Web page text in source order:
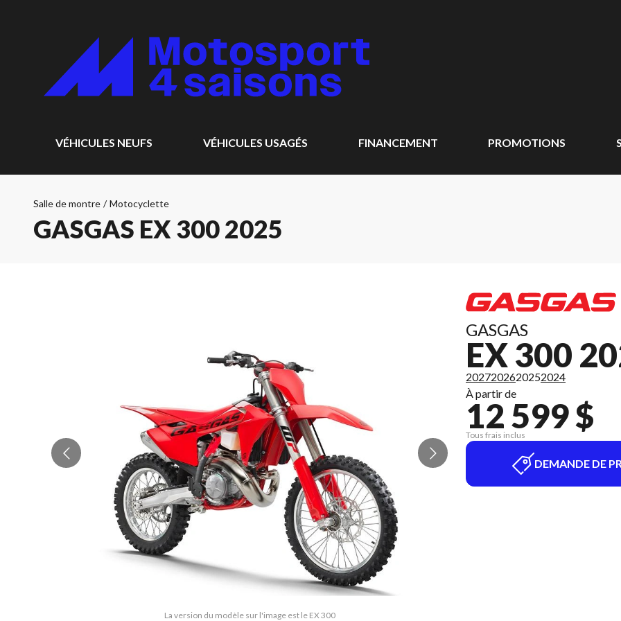
VÉHICULES NEUFS VÉHICULES USAGÉS FINANCEMENT PROMOTIONS
Salle de montre / Motocyclette
GASGAS EX 300 2025
La version du modèle sur l'image est le EX 300
GASGAS
EX 300
2027202620252024
À partir de
12 599 $
Tous frais inclus
DEMANDE DE